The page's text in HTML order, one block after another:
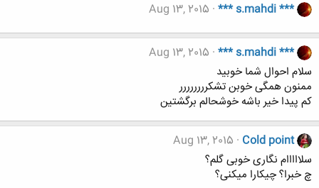
*** s.mahdi ***
Aug 13, 2015
*** s.mahdi ***
Aug 13, 2015
سلام احوال شما خوبید
ممنون همگی خوبن تشکرررررررر
کم پیدا خیر باشه خوشحالم برگشتین
Cold point
Aug 13, 2015
سلااااام نگاری خوبی گلم؟
چ خبرا؟ چیکارا میکنی؟